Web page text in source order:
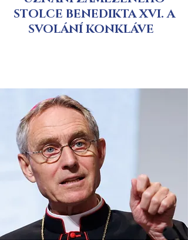
STOLCE BENEDIKTA XVI. A
SVOLÁNÍ KONKLÁVE